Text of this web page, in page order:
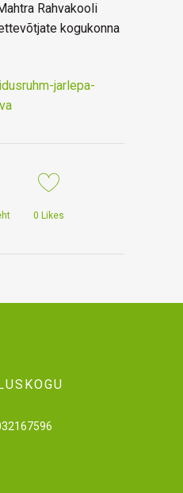
Rahvakooli
kogukonna
jarlepa-
0 Likes